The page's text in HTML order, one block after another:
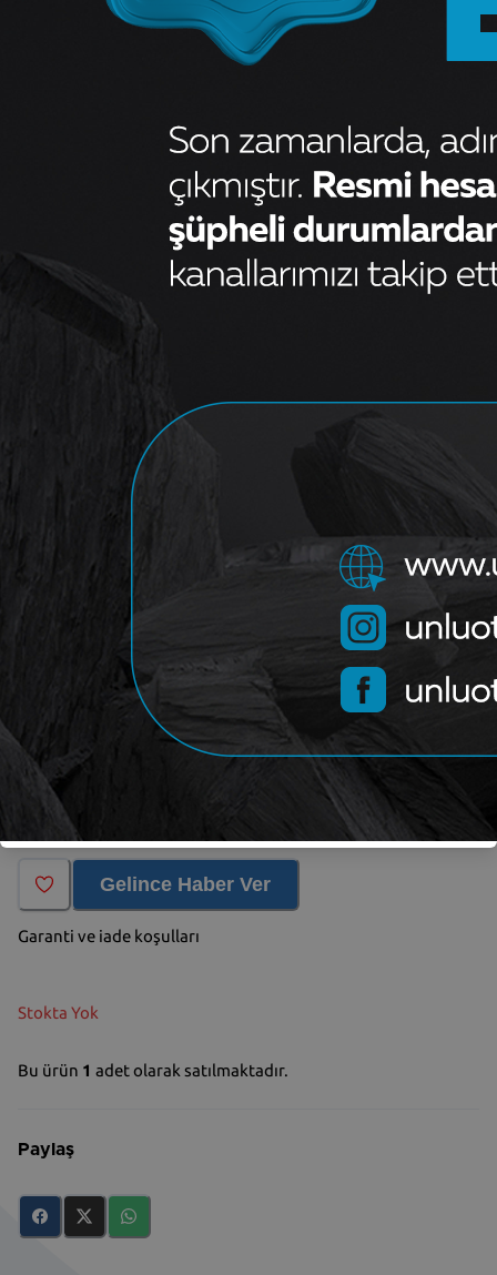
DIKIZ AYNA KAPAĞI LINEA
Sorunuz
SERKAR
Yorum (
Gelince Haber Ver
Garanti ve iade koşulları
Stokta Yok
Bu ürün 1 adet olarak satılmaktadır.
Paylaş